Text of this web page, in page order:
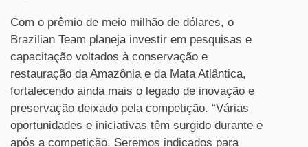
Com o prêmio de meio milhão de dólares, o
Brazilian Team planeja investir em pesquisas e
capacitação voltados à conservação e
restauração da Amazônia e da Mata Atlântica,
fortalecendo ainda mais o legado de inovação e
preservação deixado pela competição. “Várias
oportunidades e iniciativas têm surgido durante e
após a competição. Seremos indicados para